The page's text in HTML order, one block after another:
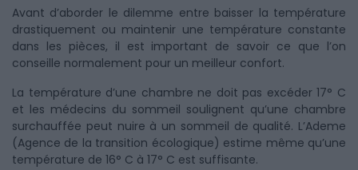
Avant d’aborder le dilemme entre baisser la température
drastiquement ou maintenir une température constante
dans les pièces, il est important de savoir ce que l’on
conseille normalement pour un meilleur confort.
La température d’une chambre ne doit pas excéder 17° C
et les médecins du sommeil soulignent qu’une chambre
surchauffée peut nuire à un sommeil de qualité. L’Ademe
(Agence de la transition écologique) estime même qu’une
température de 16° C à 17° C est suffisante.